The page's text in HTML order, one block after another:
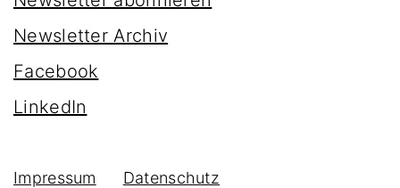
Newsletter Archiv
Facebook
LinkedIn
Impressum Datenschutz